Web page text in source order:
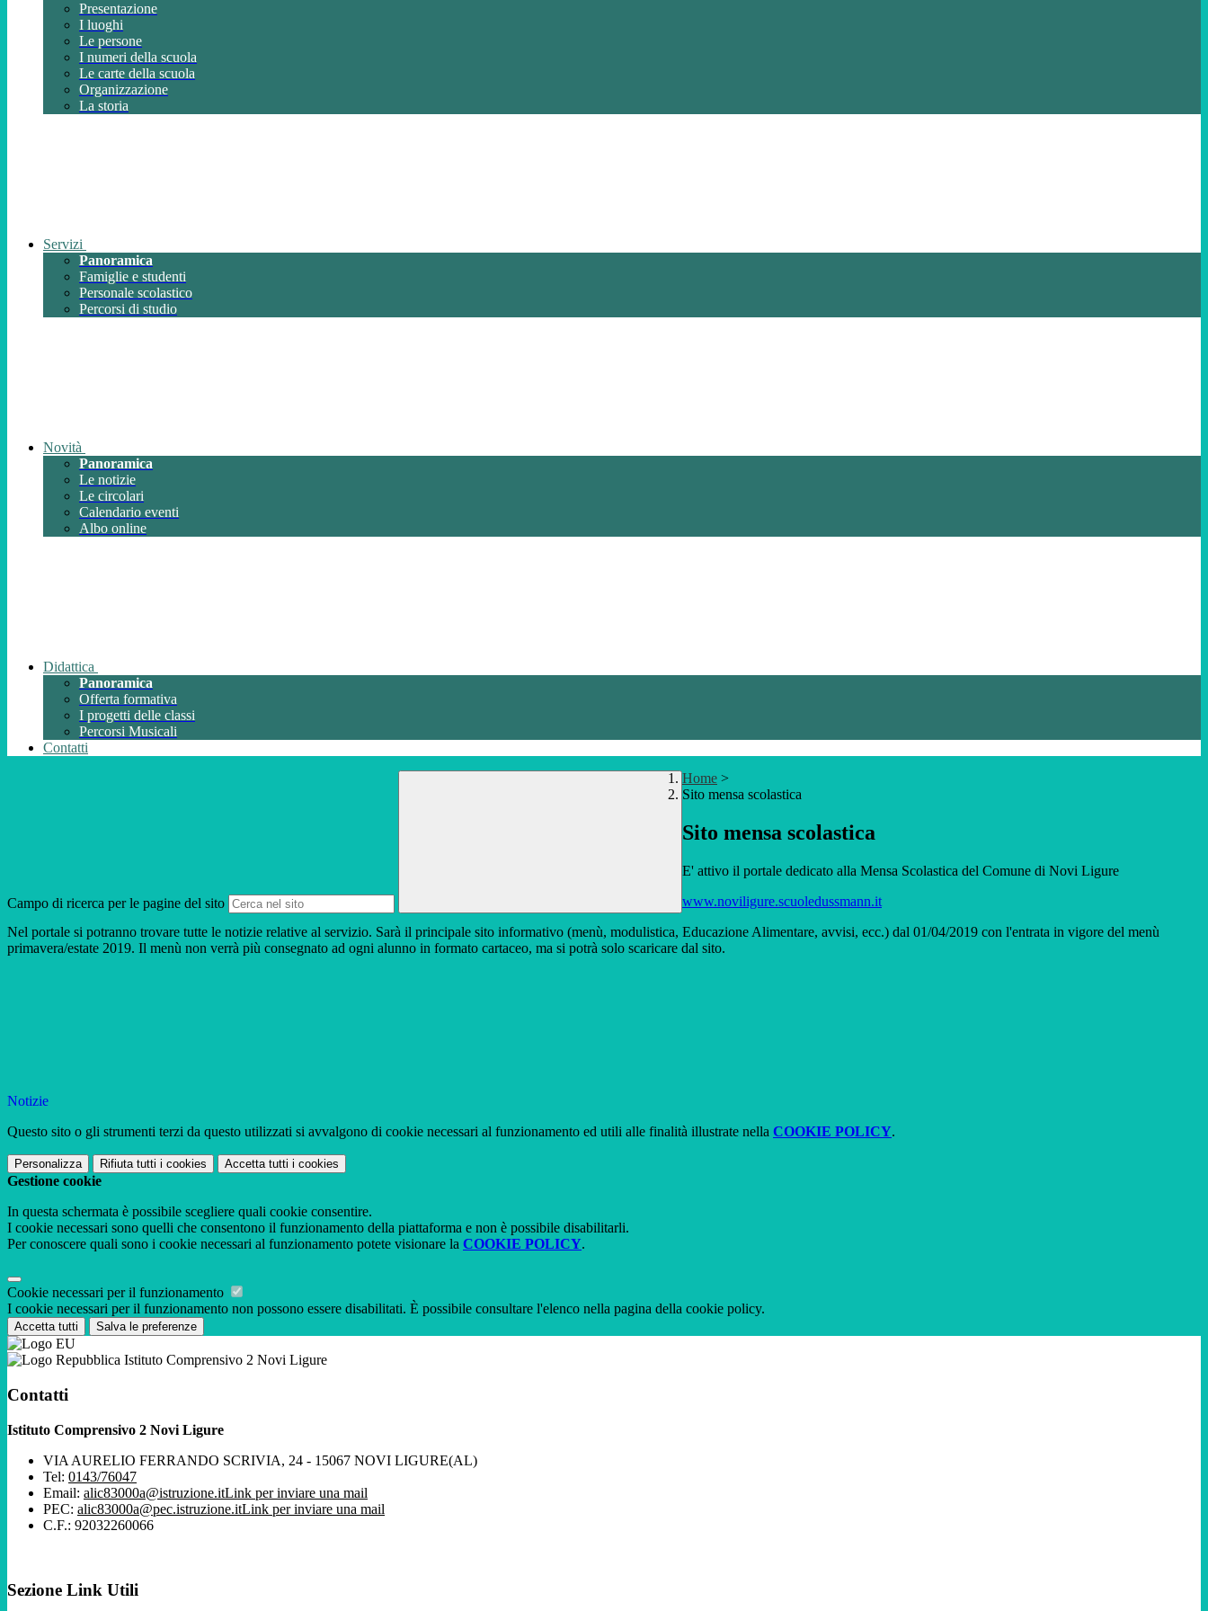
Presentazione
I luoghi
Le persone
I numeri della scuola
Le carte della scuola
Organizzazione
La storia
Servizi
Panoramica
Famiglie e studenti
Personale scolastico
Percorsi di studio
Novità
Panoramica
Le notizie
Le circolari
Calendario eventi
Albo online
Didattica
Panoramica
Offerta formativa
I progetti delle classi
Percorsi Musicali
Contatti
Campo di ricerca per le pagine del sito
Home >
Sito mensa scolastica
Sito mensa scolastica
E' attivo il portale dedicato alla Mensa Scolastica del Comune di Novi Ligure
www.noviligure.scuoledussmann.it
Nel portale si potranno trovare tutte le notizie relative al servizio. Sarà il principale sito informativo (menù, modulistica, Educazione Alimentare, avvisi, ecc.) dal 01/04/2019 con l'entrata in vigore del menù
primavera/estate 2019. Il menù non verrà più consegnato ad ogni alunno in formato cartaceo, ma si potrà solo scaricare dal sito.
Notizie
Questo sito o gli strumenti terzi da questo utilizzati si avvalgono di cookie necessari al funzionamento ed utili alle finalità illustrate nella COOKIE POLICY.
Personalizza Rifiuta tutti i cookies Accetta tutti i cookies
Gestione cookie
In questa schermata è possibile scegliere quali cookie consentire.
I cookie necessari sono quelli che consentono il funzionamento della piattaforma e non è possibile disabilitarli.
Per conoscere quali sono i cookie necessari al funzionamento potete visionare la COOKIE POLICY.
Cookie necessari per il funzionamento
I cookie necessari per il funzionamento non possono essere disabilitati. È possibile consultare l'elenco nella pagina della cookie policy.
Accetta tutti Salva le preferenze
Istituto Comprensivo 2 Novi Ligure
Contatti
Istituto Comprensivo 2 Novi Ligure
VIA AURELIO FERRANDO SCRIVIA, 24 - 15067 NOVI LIGURE(AL)
Tel: 0143/76047
Email: alic83000a@istruzione.itLink per inviare una mail
PEC: alic83000a@pec.istruzione.itLink per inviare una mail
C.F.: 92032260066
Sezione Link Utili